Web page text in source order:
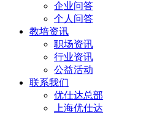
企业问答
个人问答
教培资讯
职场资讯
行业资讯
公益活动
联系我们
优仕达总部
上海优仕达